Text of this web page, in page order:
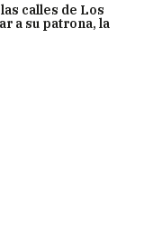
calles de Los
a su patrona, la